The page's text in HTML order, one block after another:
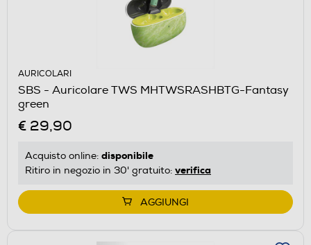
AURICOLARI
SBS - Auricolare TWS MHTWSRASHBTG-Fantasy
green
€ 29,90
Acquisto online: disponibile
Ritiro in negozio in 30' gratuito: verifica
AGGIUNGI